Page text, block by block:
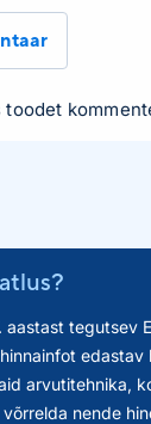
toodet
aastast tegutsev
arvutitehnika,
nende